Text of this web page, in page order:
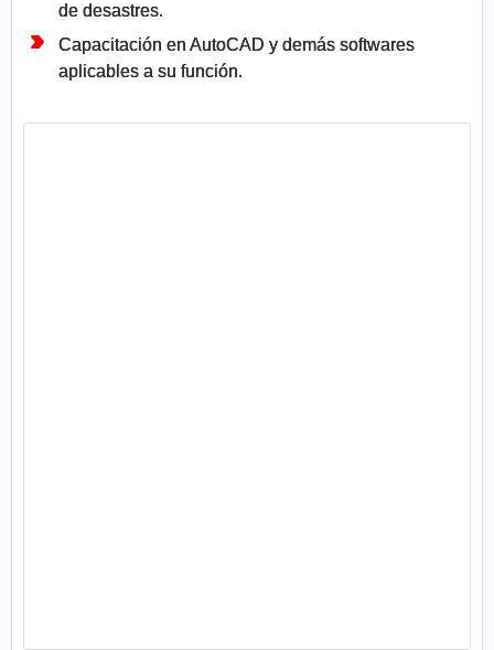
de desastres.
Capacitación en AutoCAD y demás softwares
aplicables a su función.